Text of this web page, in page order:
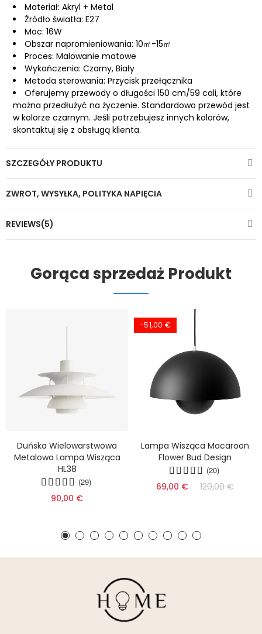
Materiał: Akryl + Metal
Źródło światła: E27
Moc: 16W
Obszar napromieniowania: 10㎡-15㎡
Proces: Malowanie matowe
Wykończenia: Czarny, Biały
Metoda sterowania: Przycisk przełącznika
Oferujemy przewody o długości 150 cm/59 cali, które
można przedłużyć na życzenie. Standardowo przewód jest
w kolorze czarnym. Jeśli potrzebujesz innych kolorów,
skontaktuj się z obsługą klienta.
SZCZEGÓŁY PRODUKTU
ZWROT, WYSYŁKA, POLITYKA NAPIĘCIA
REVIEWS(5)
Gorąca sprzedaż Produkt
Duńska Wielowarstwowa
Metalowa Lampa Wisząca
HL38
(29)
90,00 €
-51,00 €
Lampa Wisząca Macaroon
Flower Bud Design
(20)
69,00 € 120,00 €